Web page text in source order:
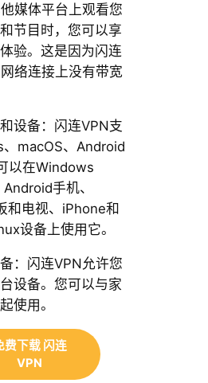
媒体平台上观看您
节目时，您可以享
验。这是因为闪连
络连接上没有带宽
设备：闪连VPN支
macOS、Android
以在Windows
手机、
和电视、iPhone和
设备上使用它。
：闪连VPN允许您
设备。您可以与家
使用。
费下载 闪连
VPN